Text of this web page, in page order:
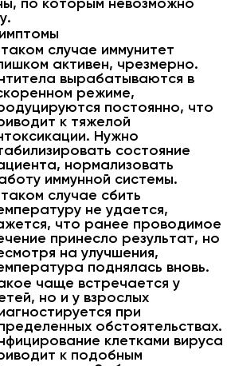
случае иммунитет
активен, чрезмерно.
вырабатываются в
режиме,
постоянно, что
к тяжелой
Нужно
состояние
нормализовать
иммунной системы.
случае сбить
не удается,
что ранее проводимое
принесло результат, но
на улучшения,
поднялась вновь.
чаще встречается у
но и у взрослых
при
обстоятельствах.
клетками вируса
к подобным